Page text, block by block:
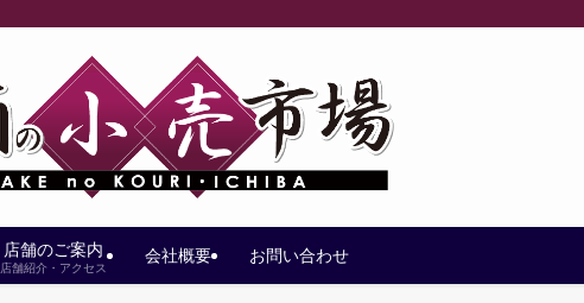
店舗のご案内
店舗紹介・アクセス
会社概要 お問い合わせ